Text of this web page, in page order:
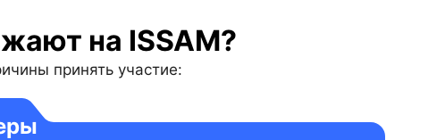
на ISSAM?
принять участие: